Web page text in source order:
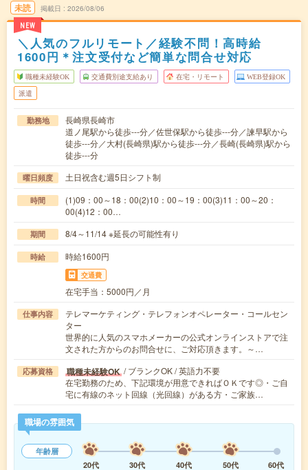
未読
NEW
掲載日 2026/08/06
＼人気のフルリモート／経験不問！高時給
1600円＊注文受付など簡単な問合せ対応
職種未経験OK 交通費別途支給あり 在宅・リモート WEB登録OK
派遣
勤務地
長崎県長崎市
道ノ尾駅から徒歩---分／佐世保駅から徒歩---分／諫早駅から
徒歩---分／大村(長崎県)駅から徒歩---分／長崎(長崎県)駅から
徒歩---分
曜日頻度 土日祝含む週5日シフト制
時間
(1)09：00～18：00(2)10：00～19：00(3)11：00～20：
00(4)12：00…
期間 8/4～11/14 ※延長の可能性有り
時給 時給1600円
交通費
在宅手当：5000円／月
仕事内容
テレマーケティング・テレフォンオペレーター・コールセン
ター
世界的に人気のスマホメーカーの公式オンラインストアで注
文された方からのお問合せに、ご対応頂きます。～…
応募資格 職種未経験OK / ブランクOK / 英語力不要
在宅勤務のため、下記環境が用意できればＯＫです◎・ご自
宅に有線のネット回線（光回線）がある方・ご家族…
職場の雰囲気
年齢層
20代
30代 40代 50代
60代